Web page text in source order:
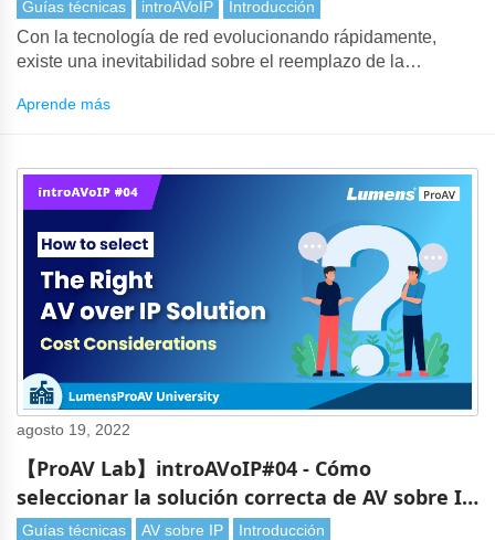
Guías técnicas introAVoIP Introducción
Con la tecnología de red evolucionando rápidamente,
existe una inevitabilidad sobre el reemplazo de la
de IP. Sin embargo, con tantas AV sobre IP soluciones en
especialmente las necesidades de los usuarios.
Aprende más
agosto 19, 2022
【ProAV Lab】introAVoIP#04 - Cómo
seleccionar la solución correcta de AV sobre IP
- Consideraciones de costos
Guías técnicas AV sobre IP Introducción